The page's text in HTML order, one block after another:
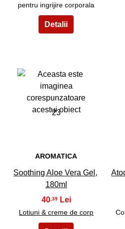
pentru ingrijire corporala
23
AROMATICA
Soothing Aloe Vera Gel,
180ml
40,39
Lotiuni & creme de corp